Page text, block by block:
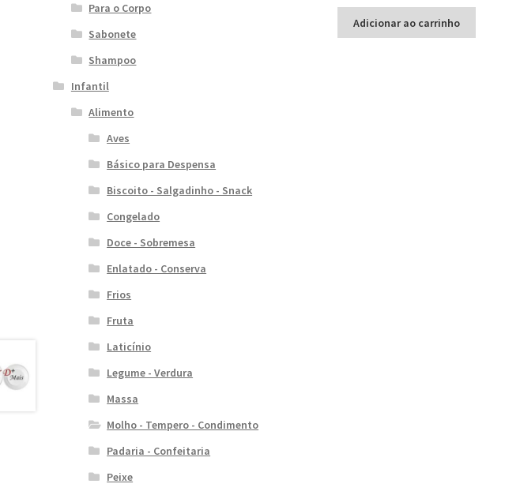
Adicionar ao carrinho
Para o Corpo
Sabonete
Shampoo
Infantil
Alimento
Aves
Básico para Despensa
Biscoito - Salgadinho - Snack
Congelado
Doce - Sobremesa
Enlatado - Conserva
Frios
Fruta
Laticínio
Legume - Verdura
Massa
Molho - Tempero - Condimento
Padaria - Confeitaria
Peixe